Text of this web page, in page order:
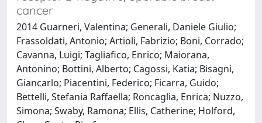
cancer
2014 Guarneri, Valentina; Generali, Daniele Giulio;
Frassoldati, Antonio; Artioli, Fabrizio; Boni, Corrado;
Cavanna, Luigi; Tagliafico, Enrico; Maiorana,
Antonino; Bottini, Alberto; Cagossi, Katia; Bisagni,
Giancarlo; Piacentini, Federico; Ficarra, Guido;
Bettelli, Stefania Raffaella; Roncaglia, Enrica; Nuzzo,
Simona; Swaby, Ramona; Ellis, Catherine; Holford,